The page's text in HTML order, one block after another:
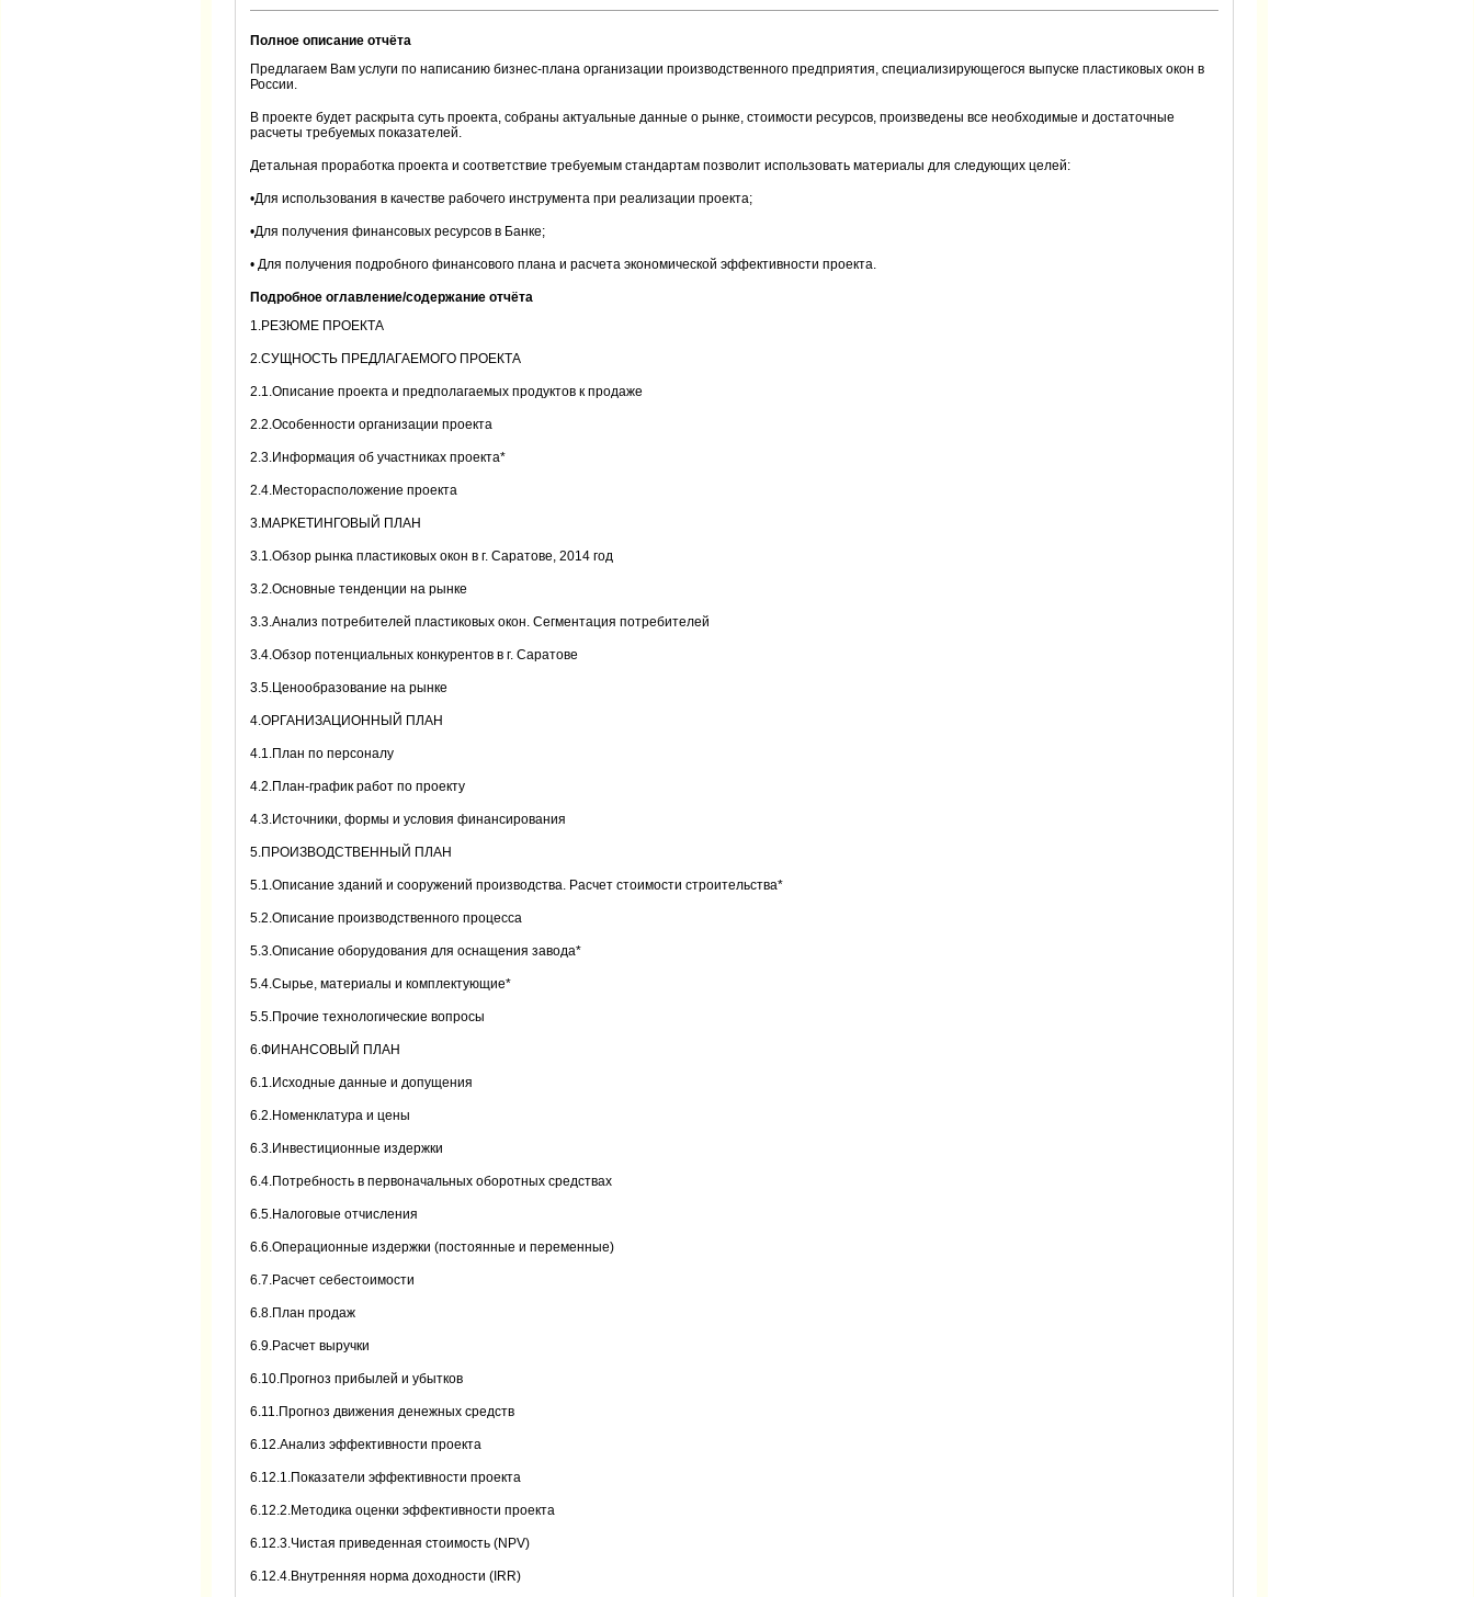
Полное описание отчёта
Предлагаем Вам услуги по написанию бизнес-плана организации производственного предприятия, специализирующегося выпуске пластиковых окон в
России.
В проекте будет раскрыта суть проекта, собраны актуальные данные о рынке, стоимости ресурсов, произведены все необходимые и достаточные
расчеты требуемых показателей.
Детальная проработка проекта и соответствие требуемым стандартам позволит использовать материалы для следующих целей:
•Для использования в качестве рабочего инструмента при реализации проекта;
•Для получения финансовых ресурсов в Банке;
• Для получения подробного финансового плана и расчета экономической эффективности проекта.
Подробное оглавление/содержание отчёта
1.РЕЗЮМЕ ПРОЕКТА
2.СУЩНОСТЬ ПРЕДЛАГАЕМОГО ПРОЕКТА
2.1.Описание проекта и предполагаемых продуктов к продаже
2.2.Особенности организации проекта
2.3.Информация об участниках проекта*
2.4.Месторасположение проекта
3.МАРКЕТИНГОВЫЙ ПЛАН
3.1.Обзор рынка пластиковых окон в г. Саратове, 2014 год
3.2.Основные тенденции на рынке
3.3.Анализ потребителей пластиковых окон. Сегментация потребителей
3.4.Обзор потенциальных конкурентов в г. Саратове
3.5.Ценообразование на рынке
4.ОРГАНИЗАЦИОННЫЙ ПЛАН
4.1.План по персоналу
4.2.План-график работ по проекту
4.3.Источники, формы и условия финансирования
5.ПРОИЗВОДСТВЕННЫЙ ПЛАН
5.1.Описание зданий и сооружений производства. Расчет стоимости строительства*
5.2.Описание производственного процесса
5.3.Описание оборудования для оснащения завода*
5.4.Сырье, материалы и комплектующие*
5.5.Прочие технологические вопросы
6.ФИНАНСОВЫЙ ПЛАН
6.1.Исходные данные и допущения
6.2.Номенклатура и цены
6.3.Инвестиционные издержки
6.4.Потребность в первоначальных оборотных средствах
6.5.Налоговые отчисления
6.6.Операционные издержки (постоянные и переменные)
6.7.Расчет себестоимости
6.8.План продаж
6.9.Расчет выручки
6.10.Прогноз прибылей и убытков
6.11.Прогноз движения денежных средств
6.12.Анализ эффективности проекта
6.12.1.Показатели эффективности проекта
6.12.2.Методика оценки эффективности проекта
6.12.3.Чистая приведенная стоимость (NPV)
6.12.4.Внутренняя норма доходности (IRR)